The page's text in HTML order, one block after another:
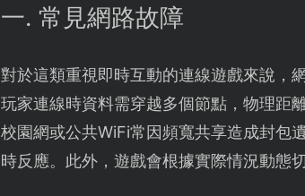
一. 常見網路故障
對於這類重視即時互動的連線遊戲來說，
玩家連線時資料需穿越多個節點，物理距
校園網或公共WiFi常因頻寬共享造成封包
時反應。此外，遊戲會根據實際情況動態